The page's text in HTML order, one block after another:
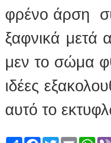
φρένο άρση
ξαφνικά μετά
μεν το σώμα
ιδέες
αυτό το
ShareFacebook
TwitterEmail